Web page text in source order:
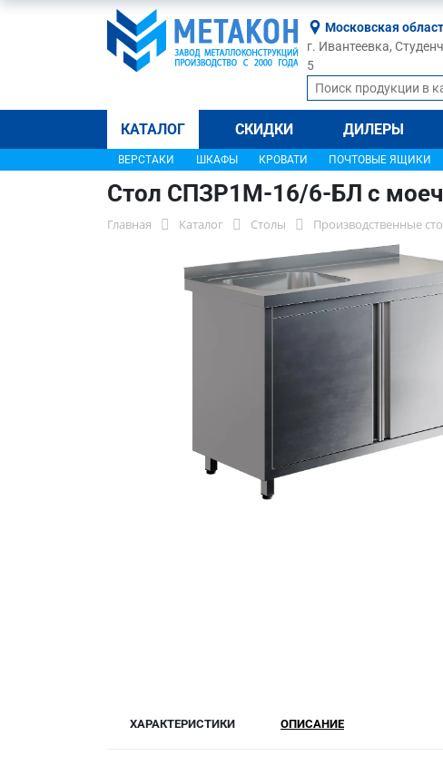
Московская
г. Ивантеевка,
5
КАТАЛОГ СКИДКИ ДИЛЕРЫ
ВЕРСТАКИ ШКАФЫ КРОВАТИ ПОЧТОВЫЕ ЯЩИКИ
Стол СПЗР1М-16/6-БЛ с
Главная Каталог Столы Производственные
ХАРАКТЕРИСТИКИ ОПИСАНИЕ